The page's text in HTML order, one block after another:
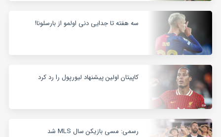
سه هفته تا جدایی دنی اولمو از بارسلونا!
کاپیتان اولین پیشنهاد لیورپول را رد کرد
رسمی: مسی بازیکن سال MLS شد